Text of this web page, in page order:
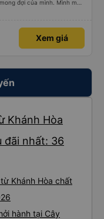
đợi của mình. Mình mua
nhà xe phải nói là siêu nhiệt
giùm tụi mình. Trên xe thì
bị cả thuốc say xe, dép,
chấm nhà xe 10 sao mới
Xem giá
Khánh Hòa
đãi nhất: 36
Khánh Hòa chất
hành tại Cây